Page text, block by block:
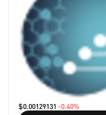
$0.00129131 -0.40%